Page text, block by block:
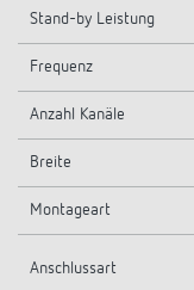
Stand-by Leistung
Frequenz
Anzahl Kanäle
Breite
Montageart
Anschlussart